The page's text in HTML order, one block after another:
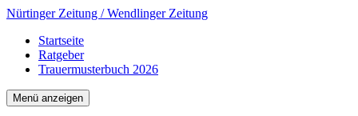
Nürtinger Zeitung / Wendlinger Zeitung
Startseite
Ratgeber
Trauermusterbuch 2026
Menü anzeigen